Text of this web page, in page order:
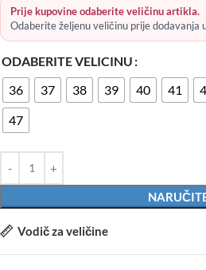
Prije kupovine odaberite veličinu artikla.
Odaberite željenu veličinu prije dodavanja
ODABERITE VELICINU
36
37 38 39 40 41
47
Vodič za veličine